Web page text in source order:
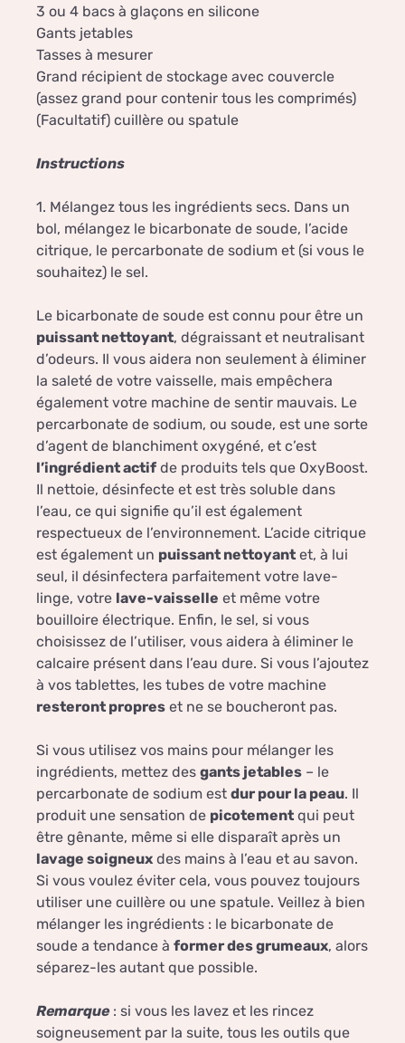
3 ou 4 bacs à glaçons en silicone
Gants jetables
Tasses à mesurer
Grand récipient de stockage avec couvercle
(assez grand pour contenir tous les comprimés)
(Facultatif) cuillère ou spatule
Instructions
1. Mélangez tous les ingrédients secs. Dans un
bol, mélangez le bicarbonate de soude, l’acide
citrique, le percarbonate de sodium et (si vous le
souhaitez) le sel.
Le bicarbonate de soude est connu pour être un
puissant nettoyant, dégraissant et neutralisant
d’odeurs. Il vous aidera non seulement à éliminer
la saleté de votre vaisselle, mais empêchera
également votre machine de sentir mauvais. Le
percarbonate de sodium, ou soude, est une sorte
d’agent de blanchiment oxygéné, et c’est
l’ingrédient actif de produits tels que OxyBoost.
Il nettoie, désinfecte et est très soluble dans
l’eau, ce qui signifie qu’il est également
respectueux de l’environnement. L’acide citrique
est également un puissant nettoyant et, à lui
seul, il désinfectera parfaitement votre lave-
linge, votre lave-vaisselle et même votre
bouilloire électrique. Enfin, le sel, si vous
choisissez de l’utiliser, vous aidera à éliminer le
calcaire présent dans l’eau dure. Si vous l’ajoutez
à vos tablettes, les tubes de votre machine
resteront propres et ne se boucheront pas.
Si vous utilisez vos mains pour mélanger les
ingrédients, mettez des gants jetables – le
percarbonate de sodium est dur pour la peau. Il
produit une sensation de picotement qui peut
être gênante, même si elle disparaît après un
lavage soigneux des mains à l’eau et au savon.
Si vous voulez éviter cela, vous pouvez toujours
utiliser une cuillère ou une spatule. Veillez à bien
mélanger les ingrédients : le bicarbonate de
soude a tendance à former des grumeaux, alors
séparez-les autant que possible.
Remarque: si vous les lavez et les rincez
soigneusement par la suite, tous les outils que